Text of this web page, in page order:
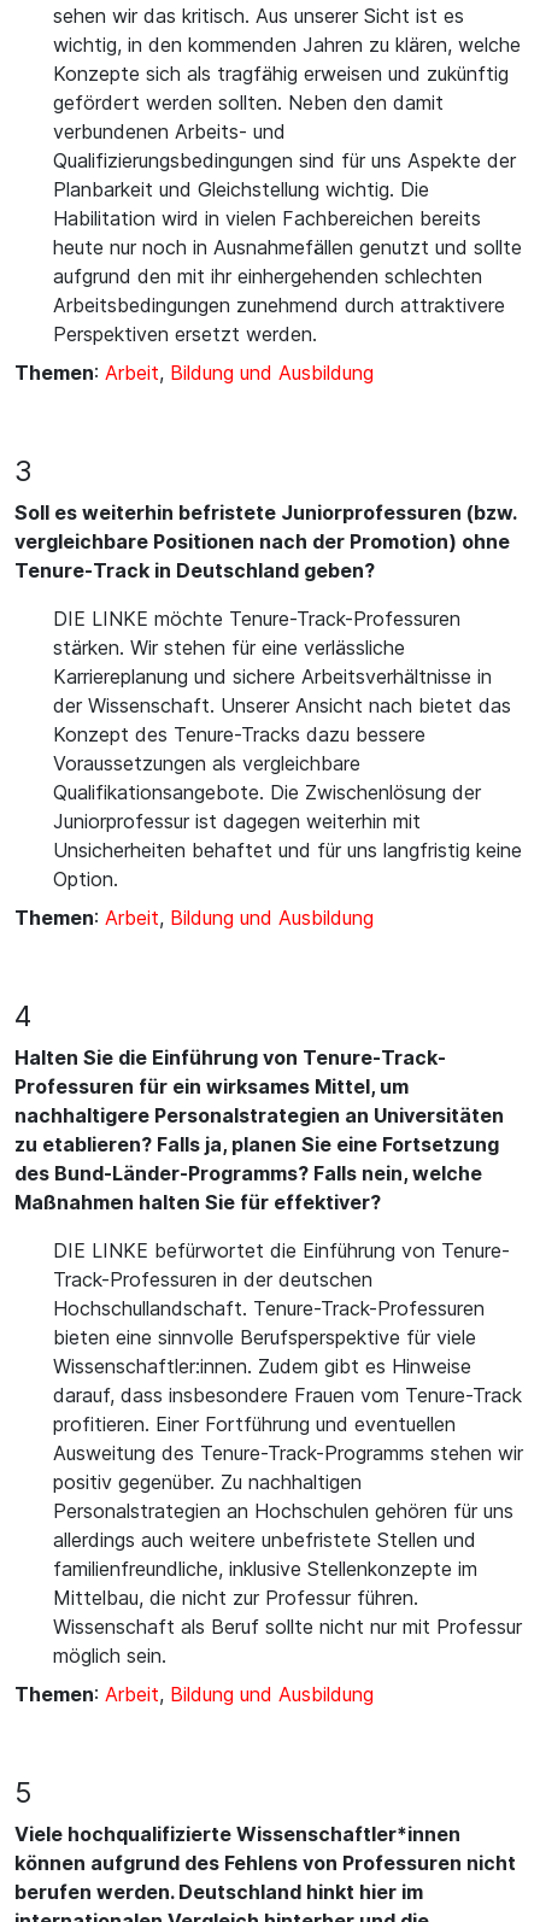
sehen wir das kritisch. Aus unserer Sicht ist es
wichtig, in den kommenden Jahren zu klären, welche
Konzepte sich als tragfähig erweisen und zukünftig
gefördert werden sollten. Neben den damit
verbundenen Arbeits- und
Qualifizierungsbedingungen sind für uns Aspekte der
Planbarkeit und Gleichstellung wichtig. Die
Habilitation wird in vielen Fachbereichen bereits
heute nur noch in Ausnahmefällen genutzt und sollte
aufgrund den mit ihr einhergehenden schlechten
Arbeitsbedingungen zunehmend durch attraktivere
Perspektiven ersetzt werden.
Themen: Arbeit, Bildung und Ausbildung
3
Soll es weiterhin befristete Juniorprofessuren (bzw.
vergleichbare Positionen nach der Promotion) ohne
Tenure-Track in Deutschland geben?
DIE LINKE möchte Tenure-Track-Professuren
stärken. Wir stehen für eine verlässliche
Karriereplanung und sichere Arbeitsverhältnisse in
der Wissenschaft. Unserer Ansicht nach bietet das
Konzept des Tenure-Tracks dazu bessere
Voraussetzungen als vergleichbare
Qualifikationsangebote. Die Zwischenlösung der
Juniorprofessur ist dagegen weiterhin mit
Unsicherheiten behaftet und für uns langfristig keine
Option.
Themen: Arbeit, Bildung und Ausbildung
4
Halten Sie die Einführung von Tenure-Track-
Professuren für ein wirksames Mittel, um
nachhaltigere Personalstrategien an Universitäten
zu etablieren? Falls ja, planen Sie eine Fortsetzung
des Bund-Länder-Programms? Falls nein, welche
Maßnahmen halten Sie für effektiver?
DIE LINKE befürwortet die Einführung von Tenure-
Track-Professuren in der deutschen
Hochschullandschaft. Tenure-Track-Professuren
bieten eine sinnvolle Berufsperspektive für viele
Wissenschaftler:innen. Zudem gibt es Hinweise
darauf, dass insbesondere Frauen vom Tenure-Track
profitieren. Einer Fortführung und eventuellen
Ausweitung des Tenure-Track-Programms stehen wir
positiv gegenüber. Zu nachhaltigen
Personalstrategien an Hochschulen gehören für uns
allerdings auch weitere unbefristete Stellen und
familienfreundliche, inklusive Stellenkonzepte im
Mittelbau, die nicht zur Professur führen.
Wissenschaft als Beruf sollte nicht nur mit Professur
möglich sein.
Themen: Arbeit, Bildung und Ausbildung
5
Viele hochqualifizierte Wissenschaftler*innen
können aufgrund des Fehlens von Professuren nicht
berufen werden. Deutschland hinkt hier im